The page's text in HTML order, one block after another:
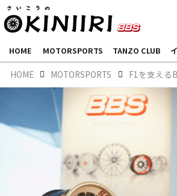
HOME MOTORSPORTS TANZO CLUB
HOME MOTORSPORTS